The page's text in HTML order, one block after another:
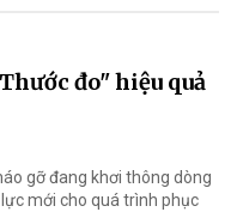
đo" hiệu quả
gỡ đang khơi thông dòng
mới cho quá trình phục